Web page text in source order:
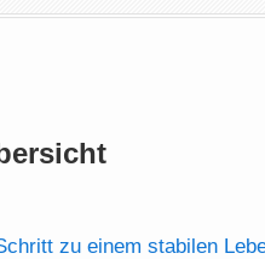
zu einem stabilen